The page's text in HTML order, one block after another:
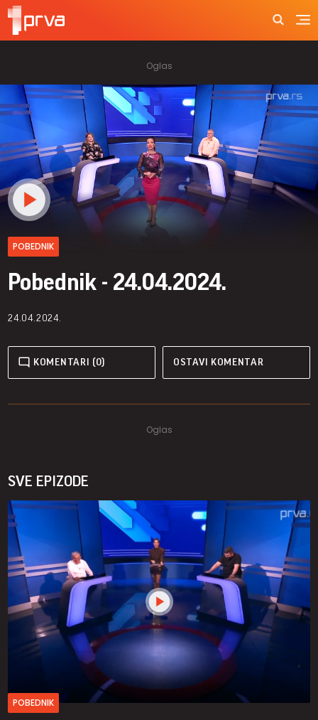
POBEDNIK
Pobednik - 24.04.2024.
24.04.2024.
KOMENTARI (0) OSTAVI KOMENTAR
SVE EPIZODE
POBEDNIK